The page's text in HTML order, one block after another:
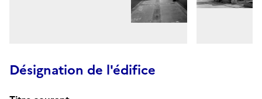
Désignation de l'édifice